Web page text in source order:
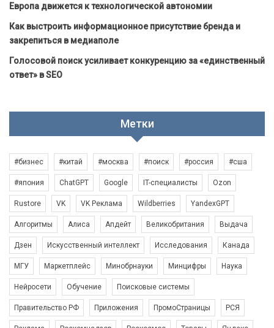
Европа движется к технологической автономии
Как выстроить информационное присутствие бренда и
закрепиться в медиаполе
Голосовой поиск усиливает конкуренцию за «единственный
ответ» в SEO
Метки
#бизнес #китай #москва #поиск #россия #сша
#япония ChatGPT Google IT-специалисты Ozon
Rustore VK VK Реклама Wildberries YandexGPT
Алгоритмы Алиса Апдейт Великобритания Выдача
Дзен Искусственный интеллект Исследования Канада
МГУ Маркетплейс Минобрнауки Минцифры Наука
Нейросети Обучение Поисковые системы
Правительство РФ Приложения ПромоСтраницы РСЯ